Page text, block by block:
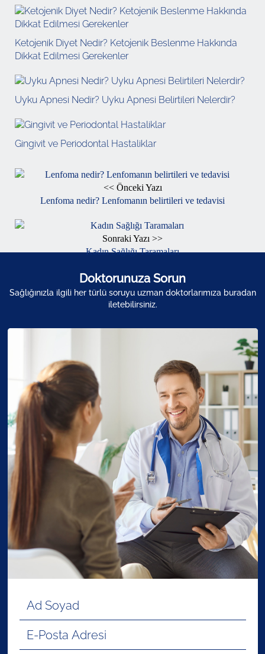
Ketojenik Diyet Nedir? Ketojenik Beslenme Hakkında
Dikkat Edilmesi Gerekenler
Uyku Apnesi Nedir? Uyku Apnesi Belirtileri Nelerdir?
Gingivit ve Periodontal Hastaliklar
<< Önceki Yazı
Lenfoma nedir? Lenfomanın belirtileri ve tedavisi
Sonraki Yazı >>
Kadın Sağlığı Taramaları
Doktorunuza Sorun
Sağlığınızla ilgili her türlü soruyu uzman doktorlarımıza buradan
iletebilirsiniz.